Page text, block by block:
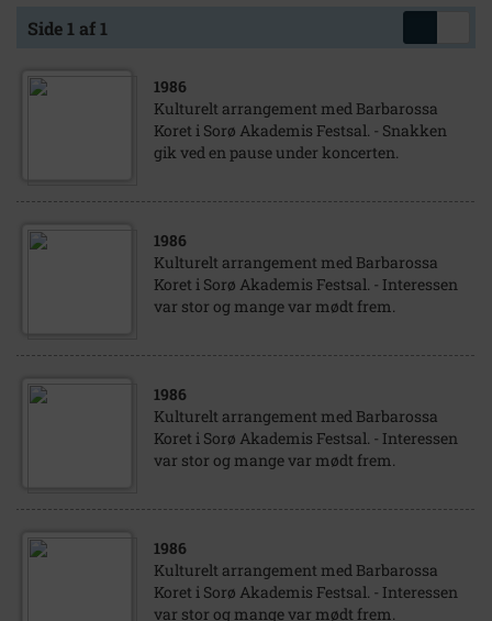
Side 1 af 1
1986
Kulturelt arrangement med Barbarossa
Koret i Sorø Akademis Festsal. - Snakken
gik ved en pause under koncerten.
1986
Kulturelt arrangement med Barbarossa
Koret i Sorø Akademis Festsal. - Interessen
var stor og mange var mødt frem.
1986
Kulturelt arrangement med Barbarossa
Koret i Sorø Akademis Festsal. - Interessen
var stor og mange var mødt frem.
1986
Kulturelt arrangement med Barbarossa
Koret i Sorø Akademis Festsal. - Interessen
var stor og mange var mødt frem.